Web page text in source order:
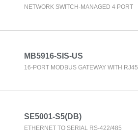
NETWORK SWITCH-MANAGED 4 PORT
MB5916-SIS-US
16-PORT MODBUS GATEWAY WITH RJ45
SE5001-S5(DB)
ETHERNET TO SERIAL RS-422/485